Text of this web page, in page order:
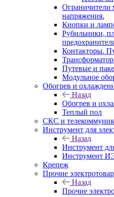
Ограничители
напряжения.
Кнопки и
Рубильники,
Контакторы.
Путевые и
Модульное
Обогрев и
Назад
Обогрев и
Теплый пол
СКС и
Инструмент для
Назад
Инструмент
Инструмент
Крепеж
Прочие
Назад
Прочие